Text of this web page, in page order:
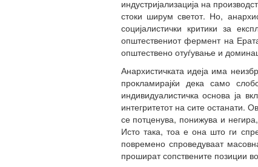
индустријализација на
стоки ширум светот. Но,
социјалистички критики за
општествениот фермент на
општествено отуѓување и
Анархистичката идеја има
прокламирајќи дека само
индивидуалистичка основа ја
интегритетот на сите останати.
се потценува, понижува и
Исто така, тоа е она што ги
повремено спроведуваат
прошират сопствените позиции